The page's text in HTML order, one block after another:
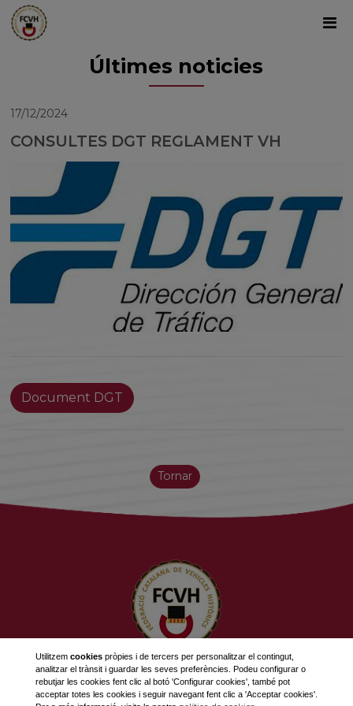
Últimes noticies
17/12/2024
CONSULTES DGT REGLAMENT VH
Document DGT
Tornar
623 534 916
689 308 868
Utilitzem cookiespròpies i de tercers per personalitzar el contingut,
analitzar el trànsit i guardar les seves preferències. Podeu configurar o
rebutjar les cookies fent clic al botó 'Configurar cookies', també pot
acceptar totes les cookies i seguir navegant fent clic a 'Acceptar cookies'.